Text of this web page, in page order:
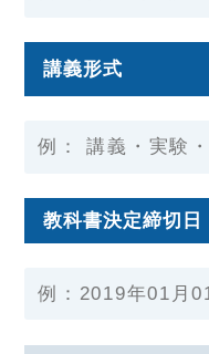
講義形式
教科書決定締切日